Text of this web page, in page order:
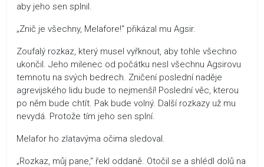
aby jeho sen splnil.
„Znič je všechny, Melafore!“ přikázal mu Agsir.
Zoufalý rozkaz, který musel vyřknout, aby tohle všechno
ukončil. Jeho milenec od počátku nesl všechnu Agsirovu
temnotu na svých bedrech. Zničení poslední naděje
agrevijského lidu bude to nejmenší! Poslední věc, kterou
po něm bude chtít. Pak bude volný. Další rozkazy už mu
nevydá. Protože tím jeho sen splní.
Melafor ho zlatavýma očima sledoval.
„Rozkaz, můj pane,“ řekl oddaně. Otočil se a shlédl dolů na